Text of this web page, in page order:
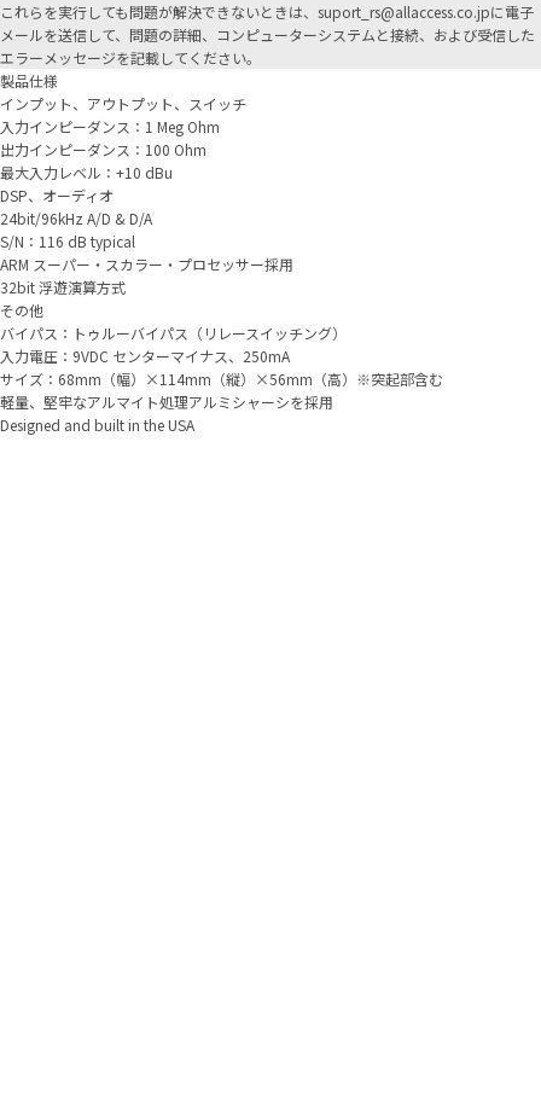
これらを実行しても問題が解決できないときは、 suport_rs@allaccess.co.jpに電子
メールを送信して、問題の詳細、コンピューターシステムと接続、および受信した
エラーメッセージを記載してください。
製品仕様
インプット、アウトプット、スイッチ
入力インピーダンス：1 Meg Ohm
出力インピーダンス：100 Ohm
最大入力レベル：+10 dBu
DSP、オーディオ
24bit/96kHz A/D & D/A
S/N：116 dB typical
ARM スーパー・スカラー・プロセッサー採用
32bit 浮遊演算方式
その他
バイパス：トゥルーバイパス（リレースイッチング）
入力電圧：9VDC センターマイナス、250mA
サイズ：68mm（幅）×114mm（縦）×56mm（高）※突起部含む
軽量、堅牢なアルマイト処理アルミシャーシを採用
Designed and built in the USA